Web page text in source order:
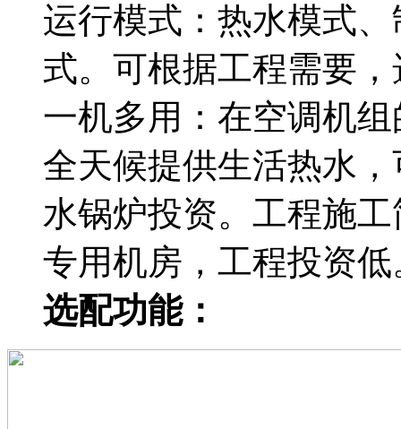
运行模式：热水模式
式。可根据工程需要
一机多用：在空调机
全天候提供生活热水
水锅炉投资。工程施
专用机房，工程投资低
选配功能：